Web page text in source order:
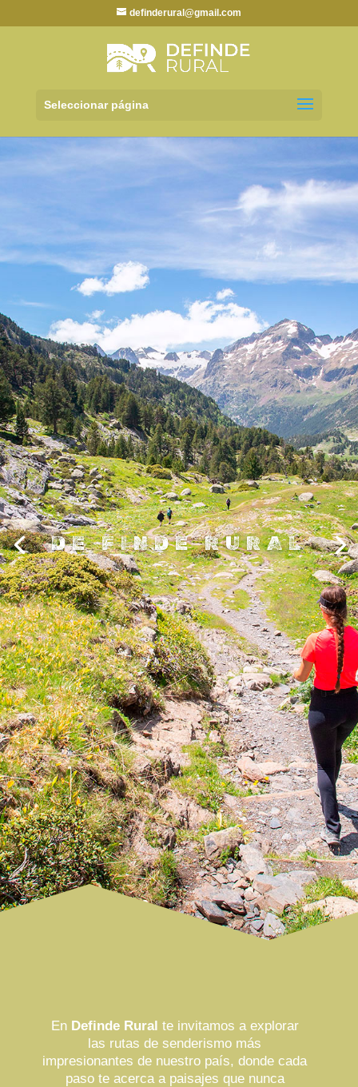
definderural@gmail.com
Seleccionar página
En Definde Rural te invitamos a explorar
las rutas de senderismo más
impresionantes de nuestro país, donde cada
paso te acerca a paisajes que nunca